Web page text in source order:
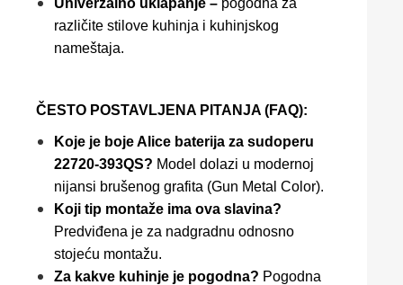
Univerzalno uklapanje – pogodna za
različite stilove kuhinja i kuhinjskog
nameštaja.
ČESTO POSTAVLJENA PITANJA (FAQ):
Koje je boje Alice baterija za sudoperu
22720-393QS? Model dolazi u modernoj
nijansi brušenog grafita (Gun Metal Color).
Koji tip montaže ima ova slavina?
Predviđena je za nadgradnu odnosno
stojeću montažu.
Za kakve kuhinje je pogodna? Pogodna